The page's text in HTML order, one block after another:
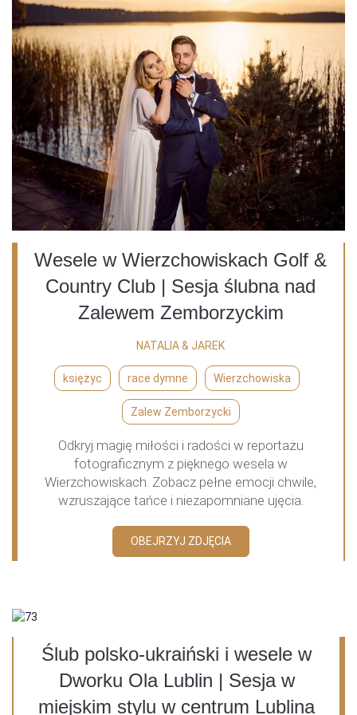
Wesele w Wierzchowiskach Golf &
Country Club | Sesja ślubna nad
Zalewem Zemborzyckim
NATALIA & JAREK
księżyc race dymne Wierzchowiska
Zalew Zemborzycki
Odkryj magię miłości i radości w reportażu
fotograficznym z pięknego wesela w
Wierzchowiskach. Zobacz pełne emocji chwile,
wzruszające tańce i niezapomniane ujęcia.
OBEJRZYJ ZDJĘCIA
Ślub polsko-ukraiński i wesele w
Dworku Ola Lublin | Sesja w
miejskim stylu w centrum Lublina